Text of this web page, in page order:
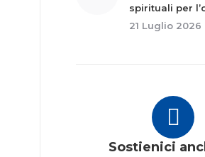
spirituali per
21 Luglio 2026
Sostienici